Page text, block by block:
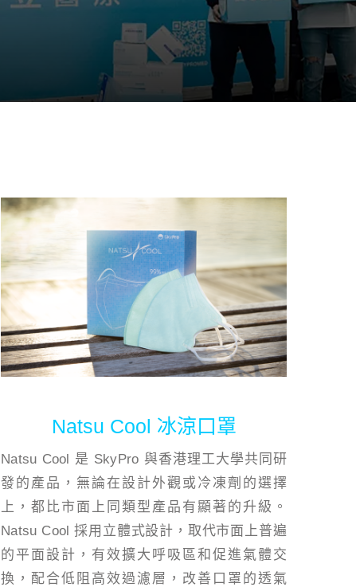
Natsu Cool 冰涼口罩
Natsu Cool 是 SkyPro 與香港理工大學共同研
發的產品，無論在設計外觀或冷凍劑的選擇
上，都比市面上同類型產品有顯著的升級。
Natsu Cool 採用立體式設計，取代市面上普遍
的平面設計，有效擴大呼吸區和促進氣體交
換，配合低阻高效過濾層，改善口罩的透氣